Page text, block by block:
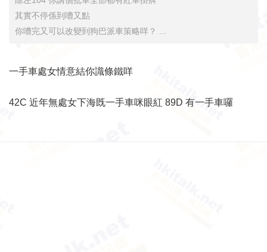
其實不停係到嘈又點
你嘈完又可以改變到狗巴派車策略咩？ ...
一手車處女情意結你識條鐵咩
42C 近年無處女下海既一手車咪眼紅 89D 有一手車囉